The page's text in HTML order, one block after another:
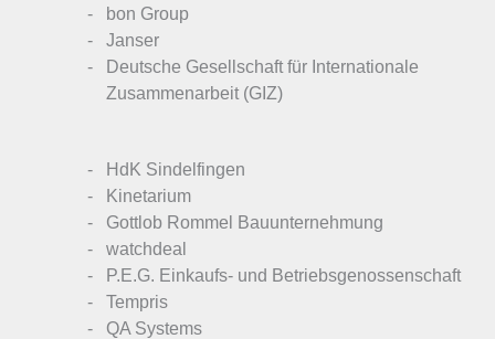
bon Group
Janser
Deutsche Gesellschaft für Internationale
Zusammenarbeit (GIZ)
HdK Sindelfingen
Kinetarium
Gottlob Rommel Bauunternehmung
watchdeal
P.E.G. Einkaufs- und Betriebsgenossenschaft
Tempris
QA Systems